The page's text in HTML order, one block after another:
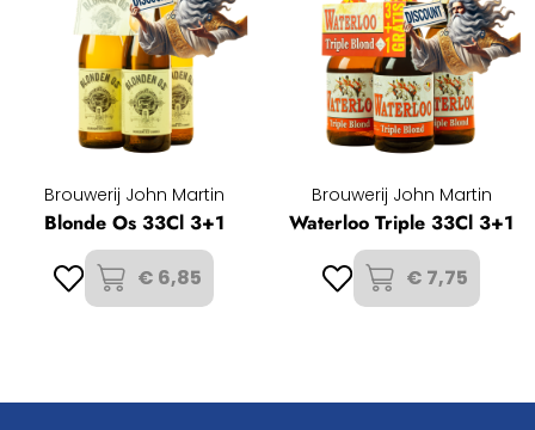
Brouwerij John Martin
Blonde Os 33Cl 3+1
€ 6,85
Brouwerij John Martin
Waterloo Triple 33Cl 3+1
€ 7,75